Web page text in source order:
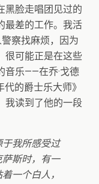
黑脸走唱团见过的
最差的工作。我活
察找麻烦，因为
很可能正是在这些
音乐——在乔·戈德
的爵士乐大师》
我读到了他的一段
我所感受过
斯时，有一
一个白人，